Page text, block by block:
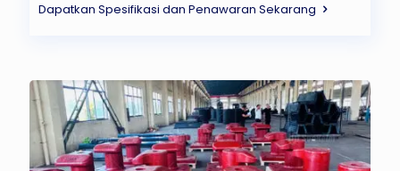
Dapatkan Spesifikasi dan Penawaran Sekarang